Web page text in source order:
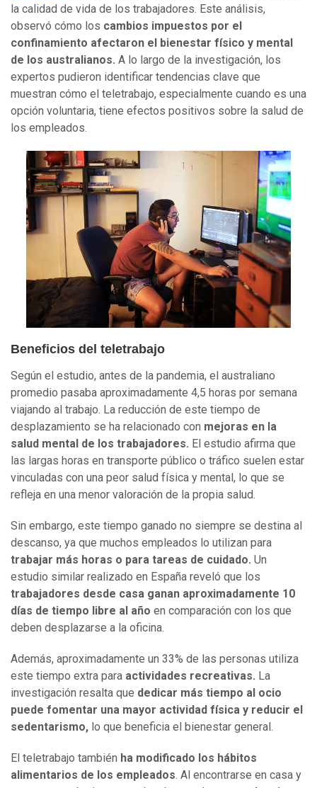
la calidad de vida de los trabajadores. Este análisis,
observó cómo los cambios impuestos por el
confinamiento afectaron el bienestar físico y mental
de los australianos. A lo largo de la investigación, los
expertos pudieron identificar tendencias clave que
muestran cómo el teletrabajo, especialmente cuando es una
opción voluntaria, tiene efectos positivos sobre la salud de
los empleados.
Beneficios del teletrabajo
Según el estudio, antes de la pandemia, el australiano
promedio pasaba aproximadamente 4,5 horas por semana
viajando al trabajo. La reducción de este tiempo de
desplazamiento se ha relacionado con mejoras en la
salud mental de los trabajadores. El estudio afirma que
las largas horas en transporte público o tráfico suelen estar
vinculadas con una peor salud física y mental, lo que se
refleja en una menor valoración de la propia salud.
Sin embargo, este tiempo ganado no siempre se destina al
descanso, ya que muchos empleados lo utilizan para
trabajar más horas o para tareas de cuidado. Un
estudio similar realizado en España reveló que los
trabajadores desde casa ganan aproximadamente 10
días de tiempo libre al año en comparación con los que
deben desplazarse a la oficina.
Además, aproximadamente un 33% de las personas utiliza
este tiempo extra para actividades recreativas. La
investigación resalta que dedicar más tiempo al ocio
puede fomentar una mayor actividad física y reducir el
sedentarismo, lo que beneficia el bienestar general.
El teletrabajo también ha modificado los hábitos
alimentarios de los empleados. Al encontrarse en casa y